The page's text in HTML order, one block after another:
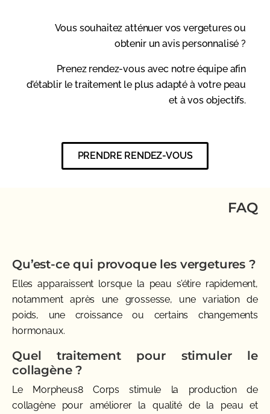
Vous souhaitez atténuer vos vergetures ou
obtenir un avis personnalisé ?
Prenez rendez-vous avec notre équipe afin
d’établir le traitement le plus adapté à votre peau
et à vos objectifs.
PRENDRE RENDEZ-VOUS
FAQ
Qu’est-ce qui provoque les vergetures ?
Elles apparaissent lorsque la peau s’étire rapidement,
notamment après une grossesse, une variation de
poids, une croissance ou certains changements
hormonaux.
Quel traitement pour stimuler le
collagène ?
Le Morpheus8 Corps stimule la production de
collagène pour améliorer la qualité de la peau et